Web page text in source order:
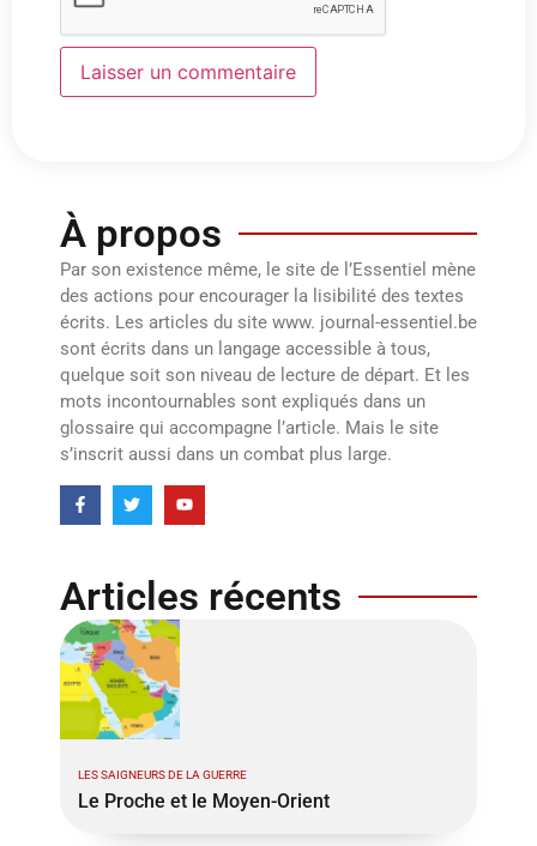
À propos
Par son existence même, le site de l’Essentiel mène
des actions pour encourager la lisibilité des textes
écrits. Les articles du site www. journal-essentiel.be
sont écrits dans un langage accessible à tous,
quelque soit son niveau de lecture de départ. Et les
mots incontournables sont expliqués dans un
glossaire qui accompagne l’article. Mais le site
s’inscrit aussi dans un combat plus large.
Articles récents
LES SAIGNEURS DE LA GUERRE
Le Proche et le Moyen-Orient